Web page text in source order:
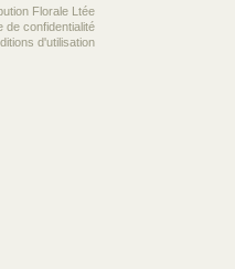
Florale Ltée
de confidentialité
d'utilisation